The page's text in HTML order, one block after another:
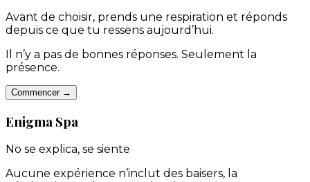
Avant de choisir, prends une respiration et réponds
depuis ce que tu ressens aujourd’hui.
Il n’y a pas de bonnes réponses. Seulement la
présence.
Commencer →
Enigma Spa
No se explica, se siente
Aucune expérience n’inclut des baisers, la